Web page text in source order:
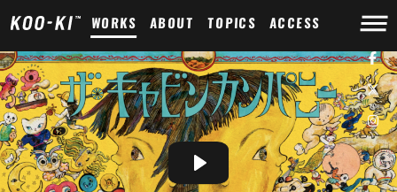
WORKS ABOUT TOPICS ACCESS
Play